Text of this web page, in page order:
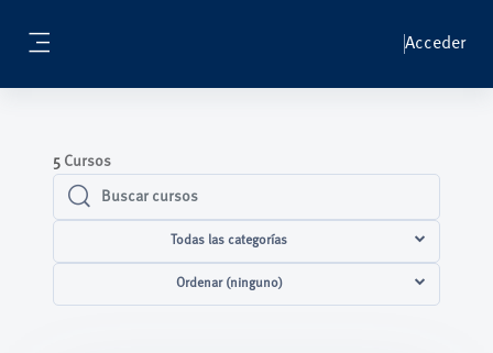
Acceder
5 Cursos
Buscar cursos
Buscar cursos
Todas las categorías
Ordenar (ninguno)